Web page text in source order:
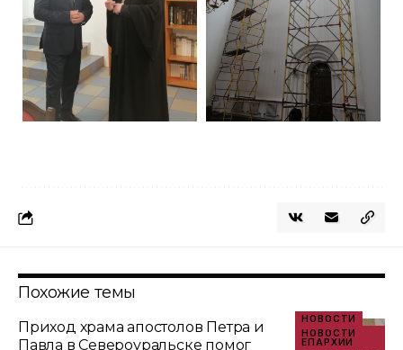
Похожие темы
НОВОСТИ
НОВОСТИ
ЕПАРХИИ
Приход храма апостолов Петра и
Павла в Североуральске помог